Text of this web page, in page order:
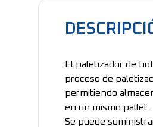
El paletizador de
proceso de
permitiendo
en un mismo pallet.
Se puede